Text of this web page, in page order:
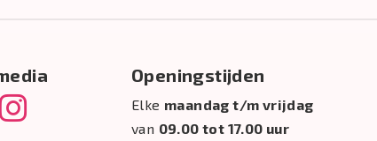
Openingstijden
Elke maandag t/m vrijdag
van 09.00 tot 17.00 uur